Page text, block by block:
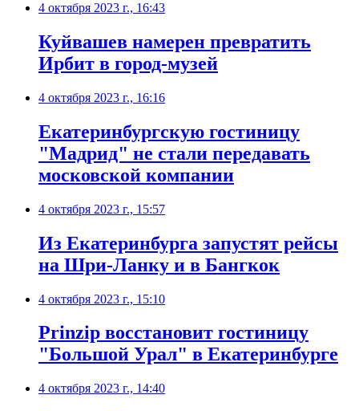
4 октября 2023 г., 16:43
Куйвашев намерен превратить
Ирбит в город-музей
4 октября 2023 г., 16:16
Екатеринбургскую гостиницу
"Мадрид" не стали передавать
московской компании
4 октября 2023 г., 15:57
Из Екатеринбурга запустят рейсы
на Шри-Ланку и в Бангкок
4 октября 2023 г., 15:10
Prinzip восстановит гостиницу
"Большой Урал" в Екатеринбурге
4 октября 2023 г., 14:40